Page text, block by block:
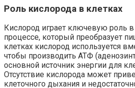
Роль кислорода в клетках
Кислород играет ключевую роль
процессе, который преобразует
клетках кислород используется
чтобы производить АТФ
основной источник энергии для
Отсутствие кислорода может
клеточного дыхания и